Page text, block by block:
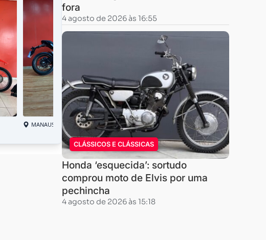
fora
4 agosto de 2026 às 16:55
CLÁSSICOS E CLÁSSICAS
Honda ‘esquecida’: sortudo
comprou moto de Elvis por uma
pechincha
4 agosto de 2026 às 15:18